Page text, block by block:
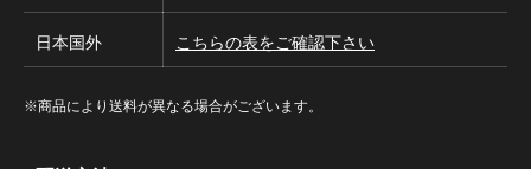
日本国外 こちらの表をご確認下さい
※商品により送料が異なる場合がございます。